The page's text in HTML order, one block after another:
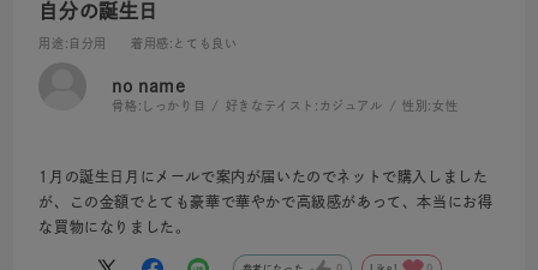
自分の誕生日
用途 :自分用 着用感 :とても良い
no name
骨格: しっかり目 好きなテイスト: カジュアル 性別:女性
1月の誕生日月にメールで案内が届いたのでネットで購入しました
が、この金額でとても豪華で華やかで高級感があって、本当にお得
な買物になりました。